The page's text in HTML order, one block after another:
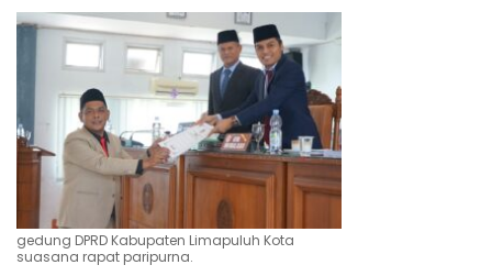
gedung DPRD Kabupaten Limapuluh Kota
suasana rapat paripurna.